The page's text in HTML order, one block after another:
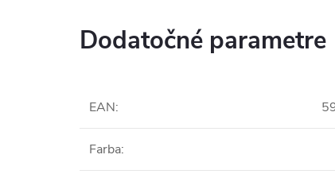
Dodatočné parametre
EAN:
Farba: